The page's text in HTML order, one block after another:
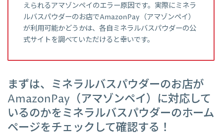
えられるアマゾンペイのエラー原因です。実際にミネラ
ルバスパウダーのお店でAmazonPay（アマゾンペイ）
が利用可能かどうかは、各自ミネラルバスパウダーの公
式サイトを調べていただけると幸いです。
まずは、ミネラルバスパウダーのお店が
AmazonPay（アマゾンペイ）に対応して
いるのかをミネラルバスパウダーのホーム
ページをチェックして確認する！